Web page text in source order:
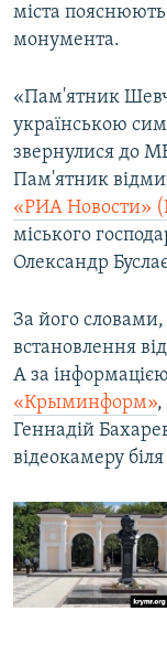
ДЕПОРТАЦІЯ
СВІДЧЕННЯ
УКРАЇНСЬКА
ІНФОГРАФІКА
ЯК ОБІЙТИ
Qırımtatar
ДОЛУЧАЙСЯ!
міста
монумента.
«Пам'ятник
українською
звернулися до
Пам'ятник
«РИА Новости»
міського
Олександр
За його словами,
встановлення
А за
«Крыминформ»,
Геннадій
відеокамеру